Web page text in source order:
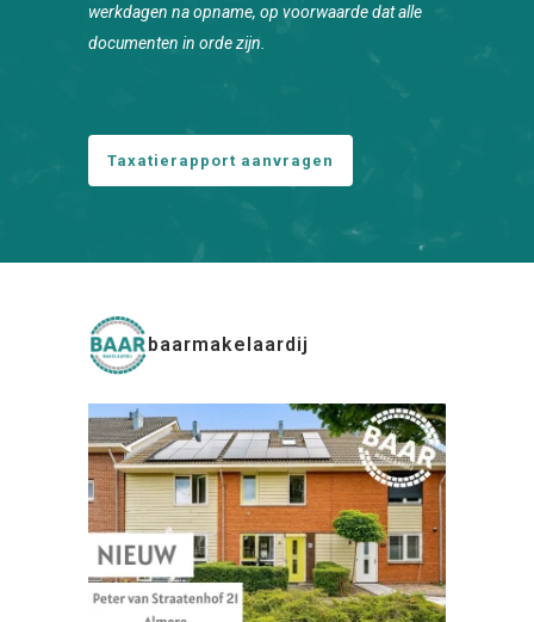
werkdagen na opname, op voorwaarde dat alle
documenten in orde zijn.
Taxatierapport aanvragen
baarmakelaardij